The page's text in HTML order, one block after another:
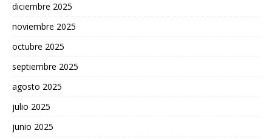
diciembre 2025
noviembre 2025
octubre 2025
septiembre 2025
agosto 2025
julio 2025
junio 2025